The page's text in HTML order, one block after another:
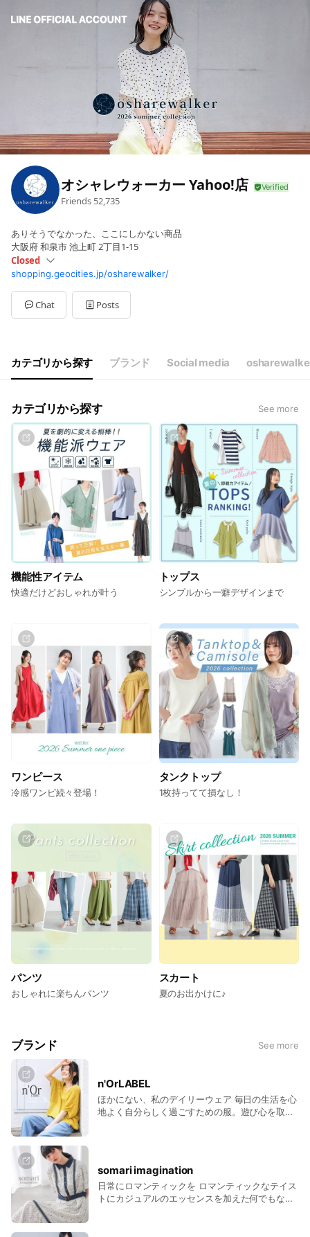
オシャレウォーカー Yahoo!店
Friends 52,735
ありそうでなかった、ここにしかない商品
大阪府 和泉市 池上町 2丁目1-15
Closed
SunClosed
Mon00:00 - 00:00
Tue00:00 - 00:00
Wed00:00 - 00:00
Sat
Closed
shopping.geocities.jp/osharewalker/
Chat Posts
カテゴリから探す ブランド Social media
カテゴリから探す See more
機能性アイテム
快適だけどおしゃれが叶う
トップス
シンプルから一癖デザインまで
ワンピース
冷感ワンピ続々登場！
タンクトップ
1枚持ってて損なし！
パンツ
おしゃれに楽ちんパンツ
スカート
夏のお出かけに♪
ブランド See more
n'OrLABEL
ほかにない、私のデイリーウェア 毎日の生活を心
地よく自分らしく過ごすための服。遊び心を取り
somari imagination
日常にロマンティックを ロマンティックなテイス
トにカジュアルのエッセンスを加えた何でもない